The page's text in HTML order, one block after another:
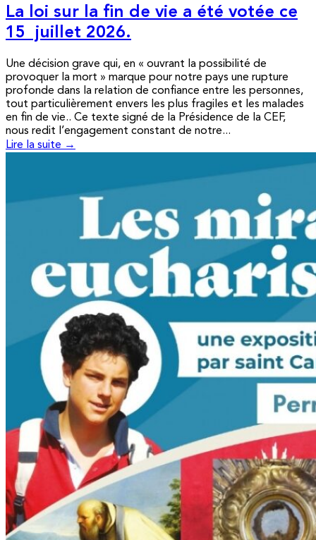
La loi sur la fin de vie a été votée ce
15 juillet 2026.
Une décision grave qui, en « ouvrant la possibilité de
provoquer la mort » marque pour notre pays une rupture
profonde dans la relation de confiance entre les personnes,
tout particulièrement envers les plus fragiles et les malades
en fin de vie.. Ce texte signé de la Présidence de la CEF,
nous redit l’engagement constant de notre...
Lire la suite →